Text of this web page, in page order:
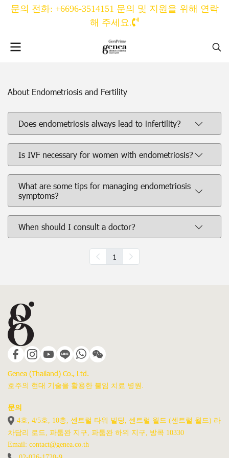
문의 전화: +6696-3514151 문의 및 지원을 위해 연락
해 주세요.
About Endometriosis and Fertility
Does endometriosis always lead to infertility?
Is IVF necessary for women with endometriosis?
What are some tips for managing endometriosis
symptoms?
When should I consult a doctor?
1
Genea (Thailand) Co., Ltd.
호주의 현대 기술을 활용한 불임 치료 병원.
문의
4호, 4/5호, 10층, 센트럴 타워 빌딩, 센트럴 월드 (센트럴 월드) 라
차담리 로드, 파툼완 지구, 파툼완 하위 지구, 방콕 10330
Email: contact@genea.co.th